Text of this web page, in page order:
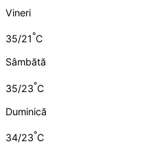
Vineri
35/21°C
Sâmbătă
35/23°C
Duminică
34/23°C